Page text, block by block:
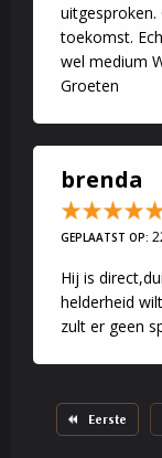
toekomst.
wel medium
Groeten
brenda
GEPLAATST OP:
Hij is
helderheid
zult er geen
Eerste